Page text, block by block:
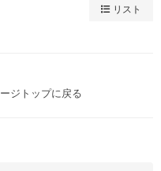
リスト
ージトップに戻る